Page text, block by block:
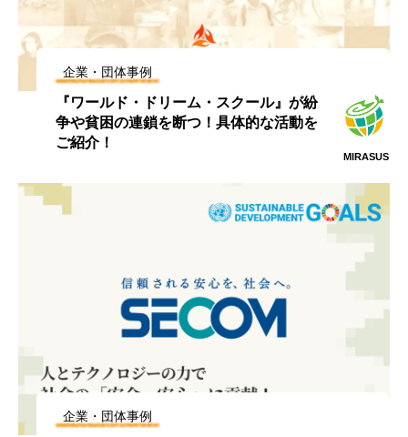
企業・団体事例
『ワールド・ドリーム・スクール』が紛
争や貧困の連鎖を断つ！具体的な活動を
ご紹介！
MIRASUS
企業・団体事例